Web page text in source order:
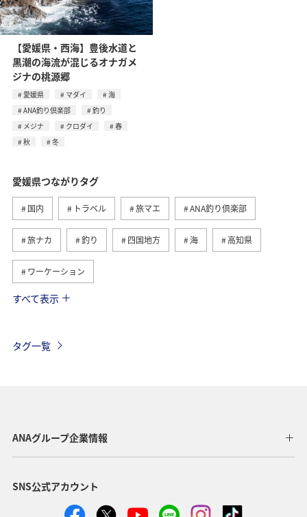
【愛媛県・西海】豊後水道と
黒潮の海流が混じるオナガメ
ジナの桃源郷
愛媛県 マダイ
海
ANA釣り倶楽部
釣り
メジナ
クロダイ
春
秋
冬
愛媛県つながりタグ
国内 トラベル 旅マエ ANA釣り倶楽部
旅ナカ 釣り 四国地方 海 高知県
ワーケーション
冬 趣味
鹿児島県 飛行機 東京都 ライフ 仙台
関西地方 大分県
すべて表示
タグ一覧
ANAグループ企業情報
SNS公式アカウント